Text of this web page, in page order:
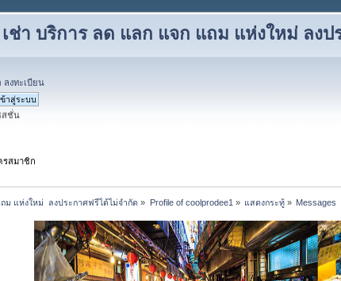
ช่า บริการ ลด แลก แจก แถม แห่งใหม่ ลงป
ลงทะเบียน
สชั่น
รสมาชิก
แห่งใหม่  ลงประกาศฟรีได้ไม่จำกัด » Profile of coolprodee1 » แสดงกระทู้» Messages